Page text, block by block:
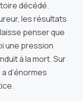
décédé.
les résultats
penser que
une pression
à la mort. Sur
d’énormes